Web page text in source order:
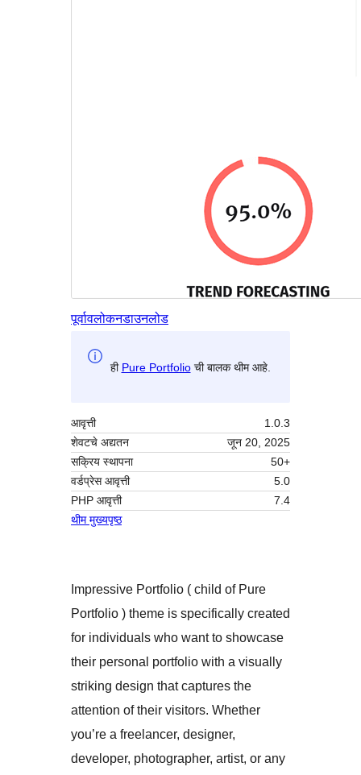
पूर्वावलोकनडाउनलोड
ही Pure Portfolioची बालक थीम आहे.
आवृत्ती
1.0.3
शेवटचे अद्यतन
जून 20, 2025
सक्रिय स्थापना
50+
वर्डप्रेस आवृत्ती
5.0
PHP आवृत्ती
7.4
थीम मुख्यपृष्ठ
Impressive Portfolio ( child of Pure
Portfolio ) theme is specifically created
for individuals who want to showcase
their personal portfolio with a visually
striking design that captures the
attention of their visitors. Whether
you’re a freelancer, designer,
developer, photographer, artist, or any